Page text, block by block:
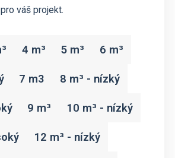
váš projekt.
4 m³ 5 m³ 6 m³
7 m3 8 m³ - nízký
9 m³ 10 m³ - nízký
12 m³ - nízký